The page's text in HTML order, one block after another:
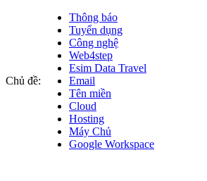
Chủ đề:
Thông báo
Tuyển dụng
Công nghệ
Web4step
Esim Data Travel
Email
Tên miền
Cloud
Hosting
Máy Chủ
Google Workspace